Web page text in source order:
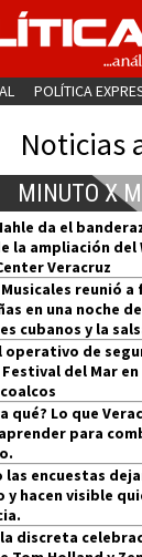
POLÍTICA
Noticias
MINUTO X
da el
la ampliación del
Veracruz
reunió a
en una noche
cubanos y la
operativo de
del Mar en
qué? Lo que
para
las encuestas
y hacen visible
discreta